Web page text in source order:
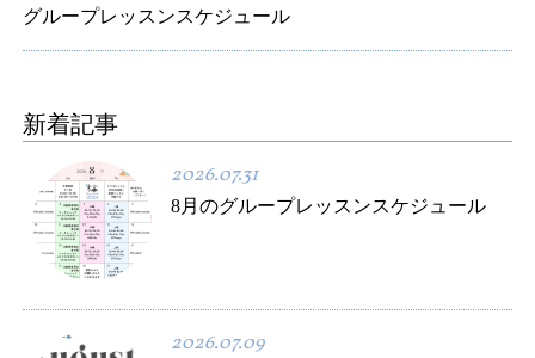
グループレッスンスケジュール
新着記事
2026.07.31
8月のグループレッスンスケジュール
2026.07.09